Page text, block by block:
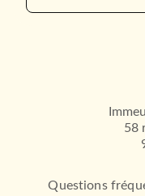
58
Questions